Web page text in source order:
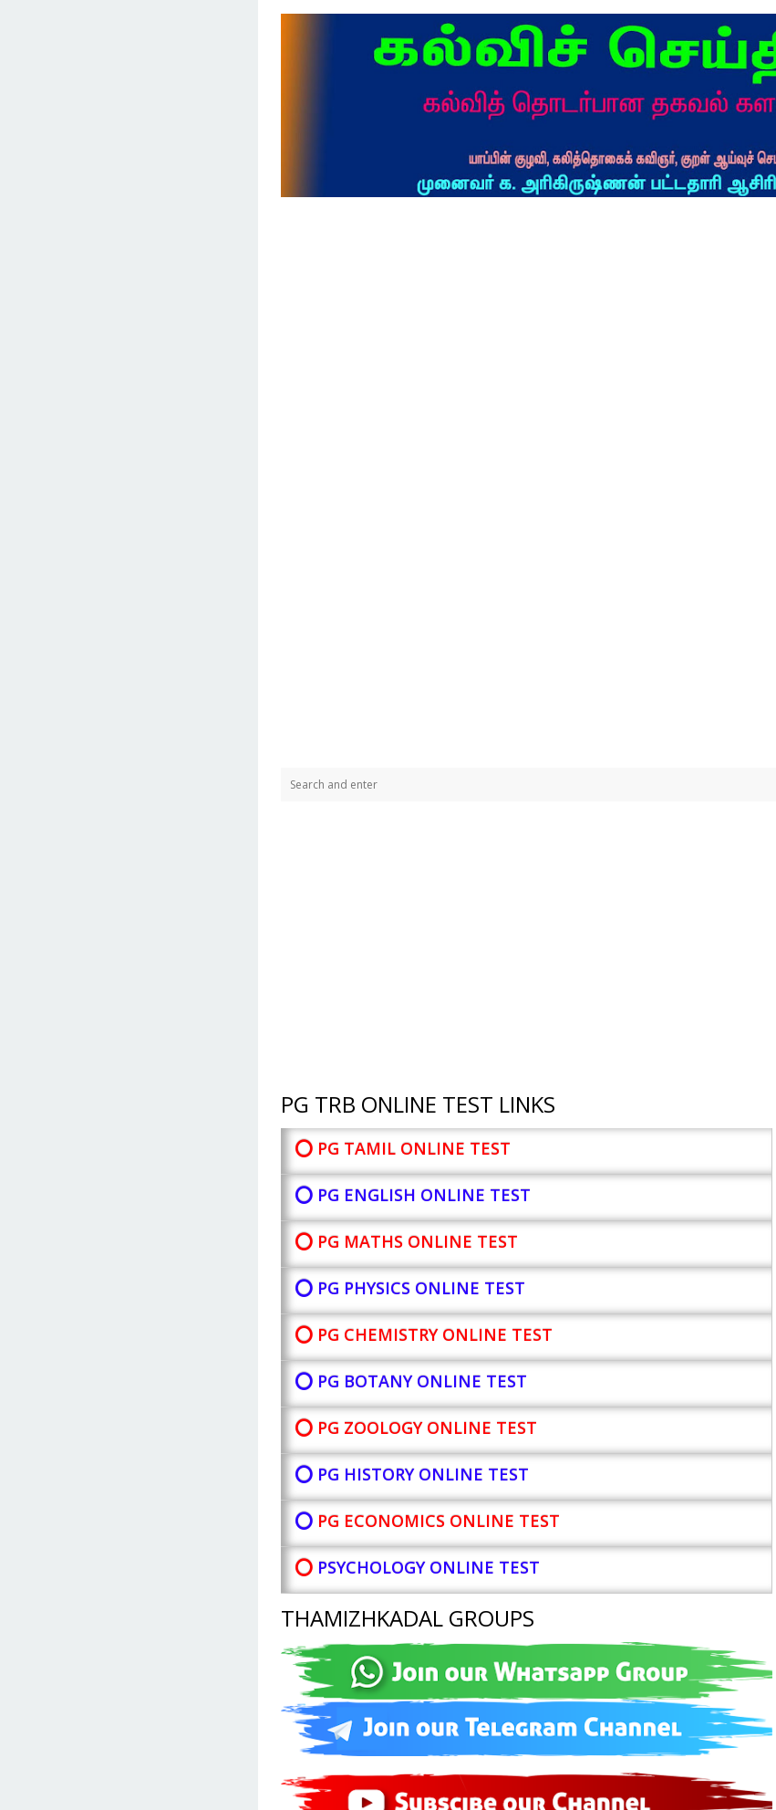
PG TRB ONLINE TEST LINKS
⭕ PG TAMIL ONLINE TEST
⭕ PG ENGLISH ONLINE TEST
⭕ PG MATHS ONLINE TEST
⭕ PG PHYSICS ONLINE TEST
⭕ PG CHEMISTRY ONLINE TEST
⭕ PG BOTANYONLINE TEST
⭕ PG ZOOLOGY ONLINE TEST
⭕ PG HISTORY ONLINE TEST
⭕ PG ECONOMICS ONLINE TEST
⭕ PSYCHOLOGY ONLINE TEST
THAMIZHKADAL GROUPS